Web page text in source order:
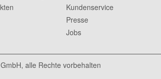
Kundenservice
Presse
Jobs
, alle Rechte vorbehalten